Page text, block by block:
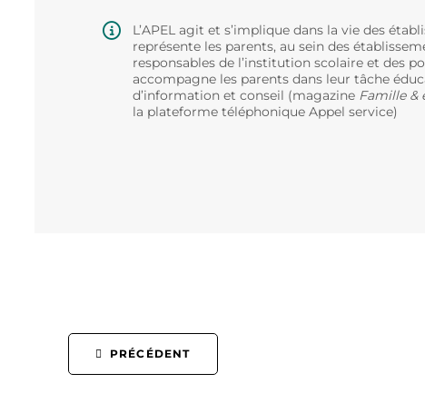
L’APEL agit et s’implique dans la vie des
représente les parents, au sein des
responsables de l’institution scolaire et des
accompagne les parents dans leur tâche
d’information et conseil (magazine Famille &
la plateforme téléphonique Appel service)
PRÉCÉDENT